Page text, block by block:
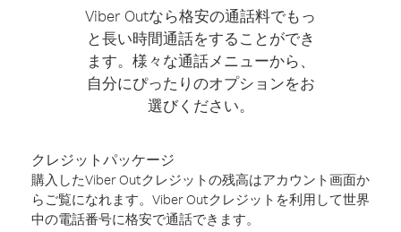
Viber Outなら格安の通話料でもっ
と長い時間通話をすることができ
ます。様々な通話メニューから、
自分にぴったりのオプションをお
選びください。
クレジットパッケージ
購入したViber Outクレジットの残高はアカウント画面か
らご覧になれます。Viber Outクレジットを利用して世界
中の電話番号に格安で通話できます。